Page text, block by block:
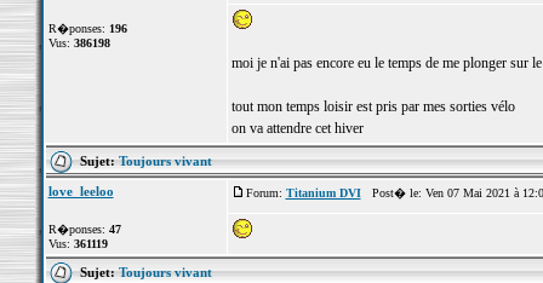
R�ponses: 196
Vus: 386198
moi je n'ai pas encore eu le temps de me plonger sur
tout mon temps loisir est pris par mes sorties vélo
on va attendre cet hiver
Sujet:Toujours vivant
love_leeloo
R�ponses: 47
Vus: 361119
Forum: Titanium DVIPost� le: Ven 07 Mai 2021 à
Sujet:Toujours vivant